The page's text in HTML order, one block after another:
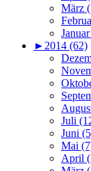
März
► 2014 (62)
Juli
Juni
Mai
April